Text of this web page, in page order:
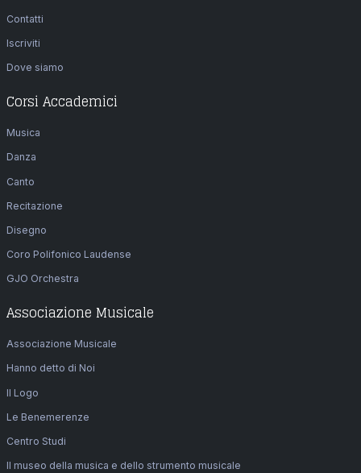
Contatti
Iscriviti
Dove siamo
Corsi Accademici
Musica
Danza
Canto
Recitazione
Disegno
Coro Polifonico Laudense
GJO Orchestra
Associazione Musicale
Associazione Musicale
Hanno detto di Noi
Il Logo
Le Benemerenze
Centro Studi
Il museo della musica e dello strumento musicale